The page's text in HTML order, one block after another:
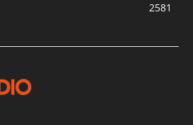
2581